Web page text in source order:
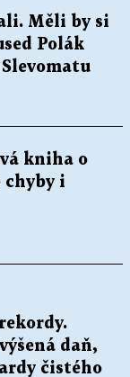
Měli by si
Polák
kniha o
chyby i
daň,
čistého